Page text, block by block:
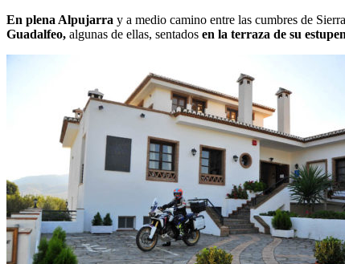
En plena Alpujarra y a medio camino entre las cumbres de
Guadalfeo, algunas de ellas, sentados en la terraza de su